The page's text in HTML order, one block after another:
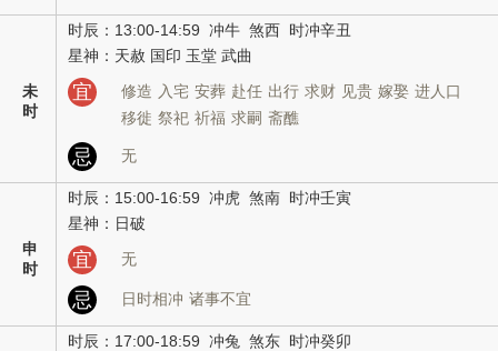
未
时
时辰：13:00-14:59 冲牛 煞西 时冲辛丑
星神：天赦 国印 玉堂 武曲
宜 修造 入宅 安葬 赴任 出行 求财 见贵 嫁娶 进人口
移徙 祭祀 祈福 求嗣 斋醮
忌 无
申
时
时辰：15:00-16:59 冲虎 煞南 时冲壬寅
星神：日破
宜 无
忌 日时相冲 诸事不宜
时辰：17:00-18:59 冲兔 煞东 时冲癸卯